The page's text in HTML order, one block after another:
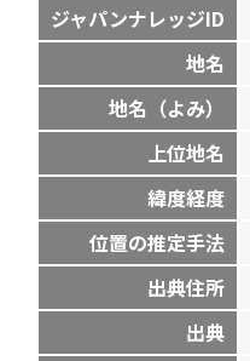
ジャパンナレッジID
地名
地名（よみ）
上位地名
緯度経度
位置の推定手法
出典住所
出典